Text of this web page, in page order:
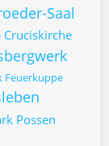
Saal
Cruciskirche
Feuerkuppe
Possen